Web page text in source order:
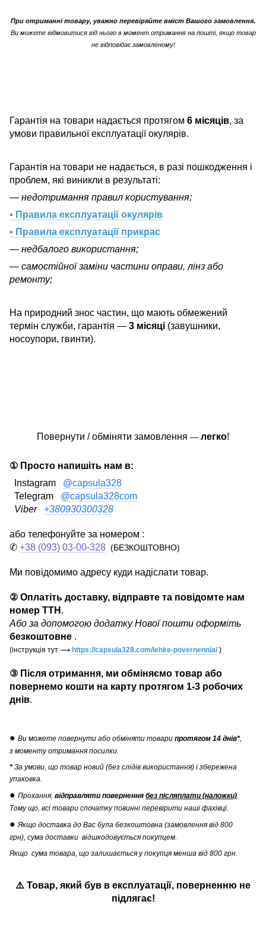
При отриманні товару, уважно перевіряйте вміст Вашого замовлення.
Ви можете відмовитися від нього в момент отримання на пошті, якщо товар
не відповідає замовленому!
Гарантія на товари надається протягом 6 місяців, за
умови правильної експлуатації окулярів.
Гарантія на товари не надається, в разі пошкодження і
проблем, які виникли в результаті:
— недотримання правил користування;
▪ Правила експлуатації окулярів
▪ Правила експлуатації прикрас
— недбалого використання;
— самостійної заміни частини оправи, лінз або
ремонту;
На природний знос частин, що мають обмежений
термін служби, гарантія — 3 місяці (завушники,
носоупори, гвинти).
Повернути / обміняти замовлення — легко!
① Просто напишіть нам в:
Instagram @capsula328
Telegram @capsula328com
Viber +380930300328
або телефонуйте за номером :
✆ +38 (093) 03-00-328 (БЕЗКОШТОВНО)
Ми повідомимо адресу куди надіслати товар.
② Оплатіть доставку, відправте та повідомте нам
номер ТТН .
Або за допомогою додатку Нової пошти оформіть
безкоштовне .
(інструкція тут ⟶ https://capsula328.com/lehke-povernennia/)
③ Після отримання, ми обміняємо товар або
повернемо кошти на карту протягом 1-3 робочих
днів.
● Ви можете повернути або обміняти товари протягом 14 днів*
з моменту отримання посилки.
* За умови, що товар новий (без слідів використання) і збережена
упаковка.
● Прохання, відправляти повернення без післяплати (наложки)
Тому що, всі товари спочатку повинні перевірити наші фахівці.
● Якщо доставка до Вас була безкоштовна (замовлення від 800
грн), сума доставки відшкодовується покупцем.
Якщо сума товара, що залишається у покупця менша від 800 грн.
⚠️ Товар, який був в експлуатації, поверненню не
підлягає!